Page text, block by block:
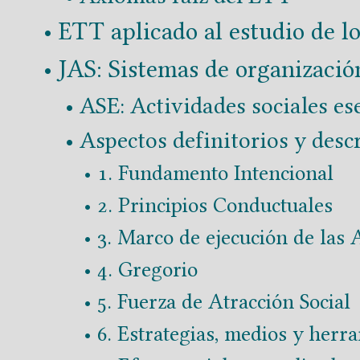
ETT aplicado al estudio de
JAS: Sistemas de
ASE: Actividades sociales
Aspectos definitorios y
1. Fundamento Intencional
2. Principios Conductuales
3. Marco de ejecución de las
4. Gregorio
5. Fuerza de Atracción Social
6. Estrategias, medios y
conformación de sistemas
las personas desarrolle al
hostilidad del entorno y la carencia
Volver a: JAS Estado
Continuar a: